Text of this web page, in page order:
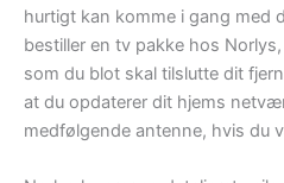
hurtigt kan komme i gang med
bestiller en tv pakke hos
som du blot skal tilslutte dit
at du opdaterer dit hjems
medfølgende antenne, hvis du